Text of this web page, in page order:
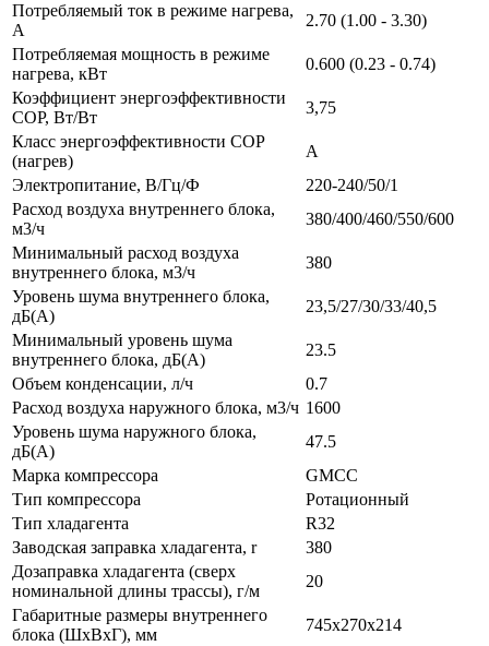
Потребляемый ток в режиме нагрева,
A
2.70 (1.00 - 3.30)
Потребляемая мощность в режиме
нагрева, кВт
0.600 (0.23 - 0.74)
Коэффициент энергоэффективности
COP, Вт/Вт
3,75
Класс энергоэффективности COP
(нагрев)
A
Электропитание, В/Гц/Ф
220-240/50/1
Расход воздуха внутреннего блока,
м3/ч
380/400/460/550/600
Минимальный расход воздуха
внутреннего блока, м3/ч
380
Уровень шума внутреннего блока,
дБ(А)
23,5/27/30/33/40,5
Минимальный уровень шума
внутреннего блока, дБ(А)
23.5
Объем конденсации, л/ч
0.7
Расход воздуха наружного блока, м3/ч 1600
Уровень шума наружного блока,
дБ(А)
47.5
Марка компрессора
GMCC
Тип компрессора
Ротационный
Тип хладагента
R32
Заводская заправка хладагента, r
380
Дозаправка хладагента (сверх
номинальной длины трассы), г/м
20
Габаритные размеры внутреннего
блока (ШxВxГ), мм
745x270x214